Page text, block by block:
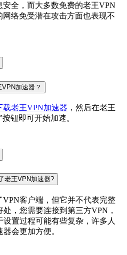
全，而大多数免费的老王VPN
络免受潜在攻击方面也表现不
加速器？
载老王VPN加速器 ，然后在老王
钮即可开始加速。
老王VPN加速器?
VPN客户端，但它并不代表完整
，您需要连接到第三方VPN，
置过程可能有些复杂，许多人
会更加方便。